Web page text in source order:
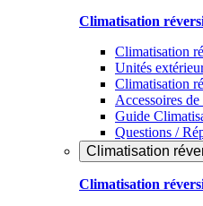
Climatisation
Climatisation
Unités
Climatisation
Accessoires
Guide
Questions /
Climatisation
Climatisation